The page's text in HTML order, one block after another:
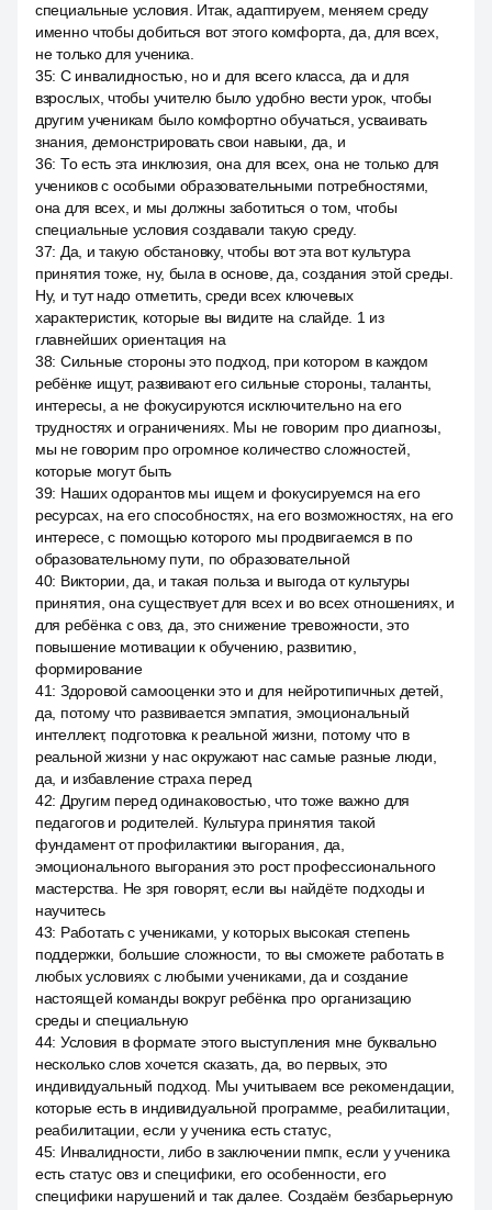
специальные условия. Итак, адаптируем, меняем среду
именно чтобы добиться вот этого комфорта, да, для всех,
не только для ученика.
35: С инвалидностью, но и для всего класса, да и для
взрослых, чтобы учителю было удобно вести урок, чтобы
другим ученикам было комфортно обучаться, усваивать
знания, демонстрировать свои навыки, да, и
36: То есть эта инклюзия, она для всех, она не только для
учеников с особыми образовательными потребностями,
она для всех, и мы должны заботиться о том, чтобы
специальные условия создавали такую среду.
37: Да, и такую обстановку, чтобы вот эта вот культура
принятия тоже, ну, была в основе, да, создания этой среды.
Ну, и тут надо отметить, среди всех ключевых
характеристик, которые вы видите на слайде. 1 из
главнейших ориентация на
38: Сильные стороны это подход, при котором в каждом
ребёнке ищут, развивают его сильные стороны, таланты,
интересы, а не фокусируются исключительно на его
трудностях и ограничениях. Мы не говорим про диагнозы,
мы не говорим про огромное количество сложностей,
которые могут быть
39: Наших одорантов мы ищем и фокусируемся на его
ресурсах, на его способностях, на его возможностях, на его
интересе, с помощью которого мы продвигаемся в по
образовательному пути, по образовательной
40: Виктории, да, и такая польза и выгода от культуры
принятия, она существует для всех и во всех отношениях, и
для ребёнка с овз, да, это снижение тревожности, это
повышение мотивации к обучению, развитию,
формирование
41: Здоровой самооценки это и для нейротипичных детей,
да, потому что развивается эмпатия, эмоциональный
интеллект, подготовка к реальной жизни, потому что в
реальной жизни у нас окружают нас самые разные люди,
да, и избавление страха перед
42: Другим перед одинаковостью, что тоже важно для
педагогов и родителей. Культура принятия такой
фундамент от профилактики выгорания, да,
эмоционального выгорания это рост профессионального
мастерства. Не зря говорят, если вы найдёте подходы и
научитесь
43: Работать с учениками, у которых высокая степень
поддержки, большие сложности, то вы сможете работать в
любых условиях с любыми учениками, да и создание
настоящей команды вокруг ребёнка про организацию
среды и специальную
44: Условия в формате этого выступления мне буквально
несколько слов хочется сказать, да, во первых, это
индивидуальный подход. Мы учитываем все рекомендации,
которые есть в индивидуальной программе, реабилитации,
реабилитации, если у ученика есть статус,
45: Инвалидности, либо в заключении пмпк, если у ученика
есть статус овз и специфики, его особенности, его
специфики нарушений и так далее. Создаём безбарьерную